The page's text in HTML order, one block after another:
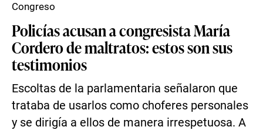
Policías acusan a congresista María
Cordero de maltratos: estos son sus
testimonios
Escoltas de la parlamentaria señalaron que
trataba de usarlos como choferes personales
y se dirigía a ellos de manera irrespetuosa. A
Congreso